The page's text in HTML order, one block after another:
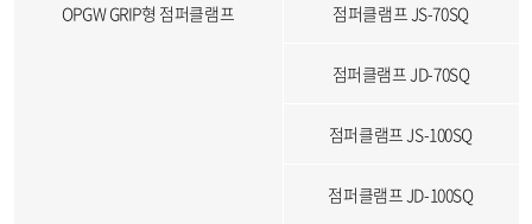
OPGW GRIP형 점퍼클램프 점퍼클램프 JS-70SQ
점퍼클램프 JD-70SQ
점퍼클램프 JS-100SQ
점퍼클램프 JD-100SQ